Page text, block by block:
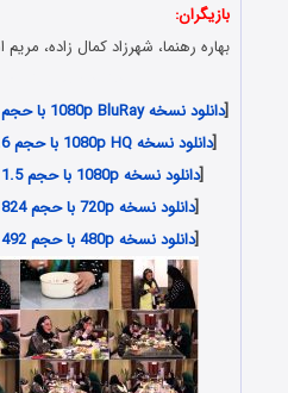
بازیگران:
بهاره رهنما، شهرزاد کمال زاده،
[دانلود نسخه 1080p BluRay با حجم 3.9 گیگابایت – 8.000 تومان
[دانلود نسخه 1080p HQ با حجم 2.6 گیگابایت – 7.000 تومان
[دانلود نسخه 1080p با حجم 1.5 گیگابایت – 6.500 تومان
[دانلود نسخه 720p با حجم 824 مگابایت – 6.200 تومان
[دانلود نسخه 480p با حجم 492 مگابایت – 6.100 تومان